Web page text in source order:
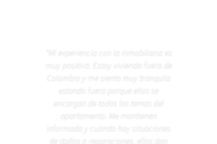
"Mi experiencia con la inmobiliaria es
muy positiva. Estoy viviendo fuera de
Colombia y me siento muy tranquila
estando fuera porque ellos se
encargan de todos los temas del
apartamento. Me mantienen
informada y cuando hay situaciones
de daños o reparaciones, ellos dan